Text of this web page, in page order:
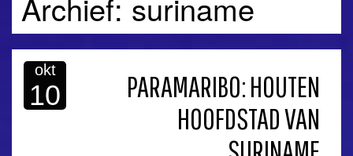
okt
10
PARAMARIBO: HOUTEN
HOOFDSTAD VAN